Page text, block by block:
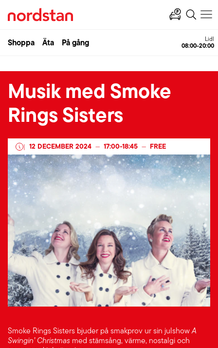
Shoppa Äta På gång Lidl
08:00-20:00
Musik med Smoke
Rings Sisters
| 12 DECEMBER 2024 — 17:00-18:45 — FREE
Smoke Rings Sisters bjuder på smakprov ur sin julshowA
Swingin’ Christmas med stämsång, värme, nostalgi och